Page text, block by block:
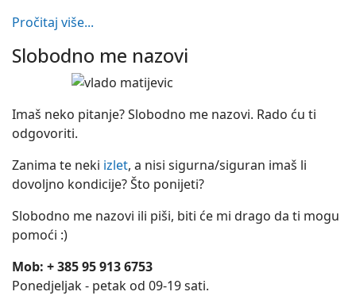
Pročitaj više...
Slobodno me nazovi
Imaš neko pitanje? Slobodno me nazovi. Rado ću ti
odgovoriti.
Zanima te neki izlet, a nisi sigurna/siguran imaš li
dovoljno kondicije? Što ponijeti?
Slobodno me nazovi ili piši, biti će mi drago da ti mogu
pomoći :)
Mob: + 385 95 913 6753
Ponedjeljak - petak od 09-19 sati.